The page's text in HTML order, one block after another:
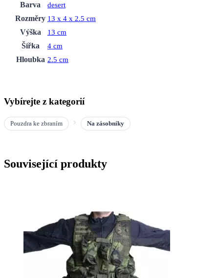
Barva
desert
Rozměry 13 x 4 x 2.5 cm
Výška
13 cm
Šířka
4 cm
Hloubka 2.5 cm
Vybírejte z kategorií
Pouzdra ke zbraním Na zásobníky
Související produkty